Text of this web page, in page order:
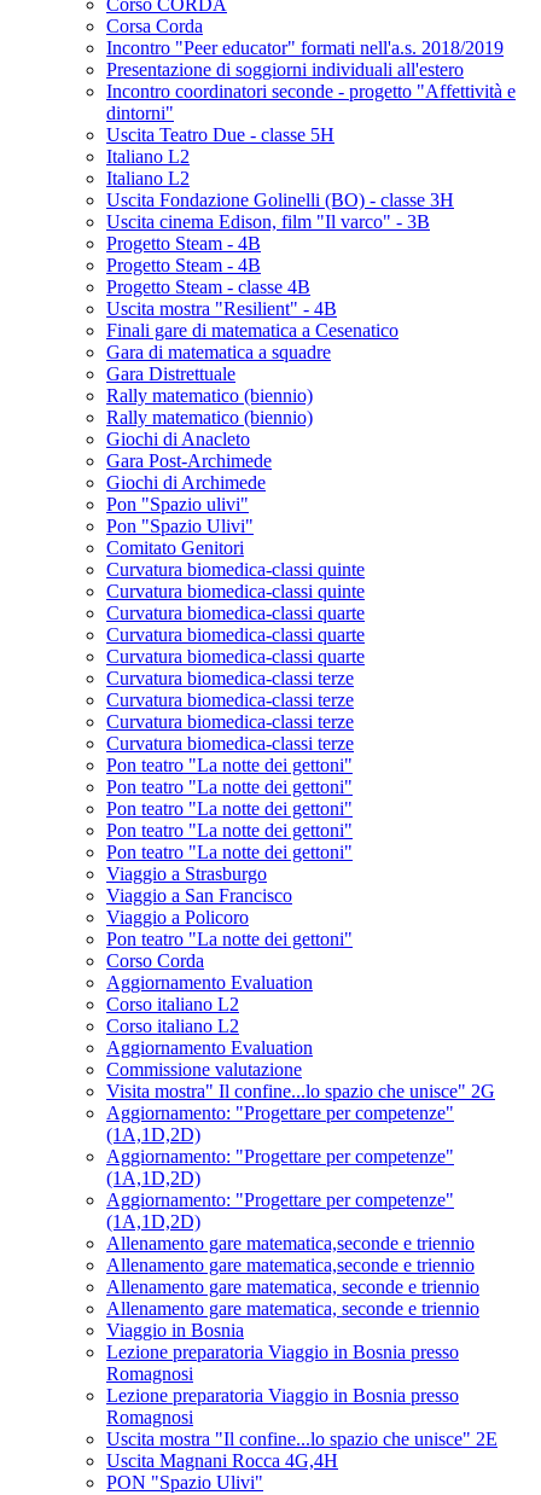
Corso CORDA
Corsa Corda
Incontro "Peer educator" formati nell'a.s. 2018/2019
Presentazione di soggiorni individuali all'estero
Incontro coordinatori seconde - progetto "Affettività e
dintorni"
Uscita Teatro Due - classe 5H
Italiano L2
Italiano L2
Uscita Fondazione Golinelli (BO) - classe 3H
Uscita cinema Edison, film "Il varco" - 3B
Progetto Steam - 4B
Progetto Steam - 4B
Progetto Steam - classe 4B
Uscita mostra "Resilient" - 4B
Finali gare di matematica a Cesenatico
Gara di matematica a squadre
Gara Distrettuale
Rally matematico (biennio)
Rally matematico (biennio)
Giochi di Anacleto
Gara Post-Archimede
Giochi di Archimede
Pon "Spazio ulivi"
Pon "Spazio Ulivi"
Comitato Genitori
Curvatura biomedica-classi quinte
Curvatura biomedica-classi quinte
Curvatura biomedica-classi quarte
Curvatura biomedica-classi quarte
Curvatura biomedica-classi quarte
Curvatura biomedica-classi terze
Curvatura biomedica-classi terze
Curvatura biomedica-classi terze
Curvatura biomedica-classi terze
Pon teatro "La notte dei gettoni"
Pon teatro "La notte dei gettoni"
Pon teatro "La notte dei gettoni"
Pon teatro "La notte dei gettoni"
Pon teatro "La notte dei gettoni"
Viaggio a Strasburgo
Viaggio a San Francisco
Viaggio a Policoro
Pon teatro "La notte dei gettoni"
Corso Corda
Aggiornamento Evaluation
Corso italiano L2
Corso italiano L2
Aggiornamento Evaluation
Commissione valutazione
Visita mostra" Il confine...lo spazio che unisce" 2G
Aggiornamento: "Progettare per competenze"
(1A,1D,2D)
Aggiornamento: "Progettare per competenze"
(1A,1D,2D)
Aggiornamento: "Progettare per competenze"
(1A,1D,2D)
Allenamento gare matematica,seconde e triennio
Allenamento gare matematica,seconde e triennio
Allenamento gare matematica, seconde e triennio
Allenamento gare matematica, seconde e triennio
Viaggio in Bosnia
Lezione preparatoria Viaggio in Bosnia presso
Romagnosi
Lezione preparatoria Viaggio in Bosnia presso
Romagnosi
Uscita mostra "Il confine...lo spazio che unisce" 2E
Uscita Magnani Rocca 4G,4H
PON "Spazio Ulivi"